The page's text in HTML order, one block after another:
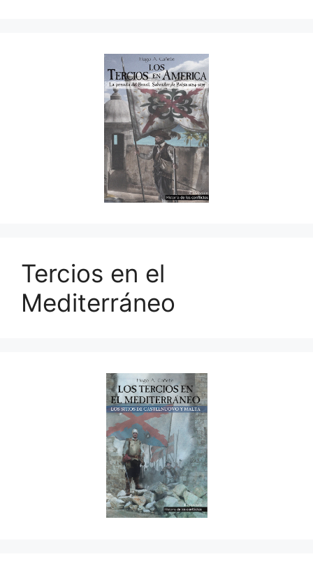
Tercios en el
Mediterráneo